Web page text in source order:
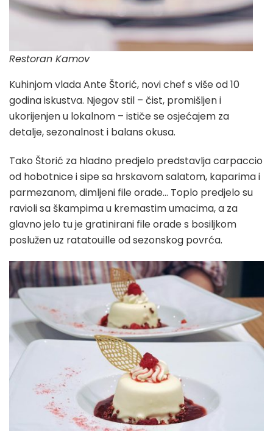
Restoran Kamov
Kuhinjom vlada Ante Štorić, novi chef s više od 10
godina iskustva. Njegov stil – čist, promišljen i
ukorijenjen u lokalnom – ističe se osjećajem za
detalje, sezonalnost i balans okusa.
Tako Štorić za hladno predjelo predstavlja carpaccio
od hobotnice i sipe sa hrskavom salatom, kaparima i
parmezanom, dimljeni file orade… Toplo predjelo su
ravioli sa škampima u kremastim umacima, a za
glavno jelo tu je gratinirani file orade s bosiljkom
poslužen uz ratatouille od sezonskog povrća.